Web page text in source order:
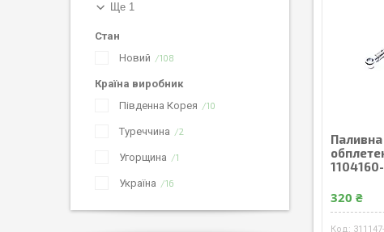
320 ₴
Ще 1
Стан
Новий
108
Країна виробник
Південна Корея
10
Туреччина 2
Угорщина 1
Україна 16